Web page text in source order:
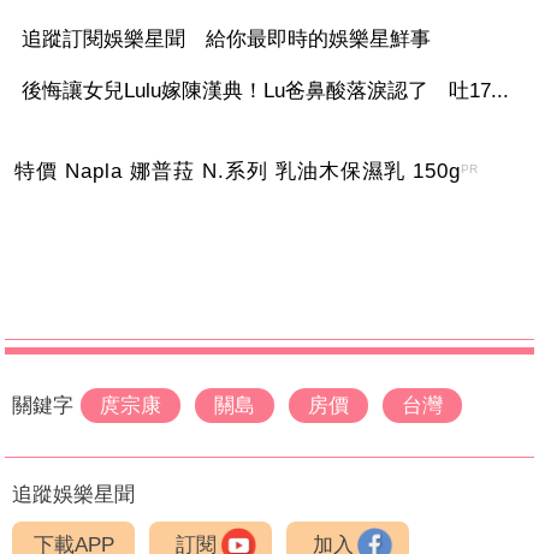
追蹤訂閱娛樂星聞 給你最即時的娛樂星鮮事
後悔讓女兒Lulu嫁陳漢典！Lu爸鼻酸落淚認了 吐17...
特價 Napla 娜普菈 N.系列 乳油木保濕乳 150gPR
關鍵字 庹宗康 關島 房價 台灣
追蹤娛樂星聞
下載APP 訂閱 加入